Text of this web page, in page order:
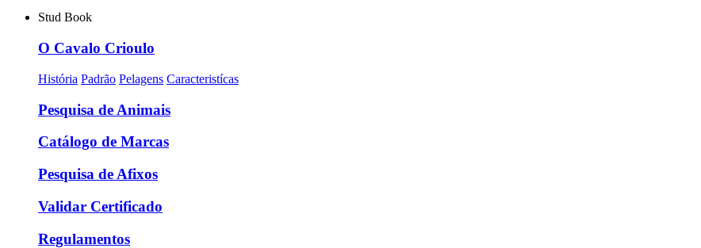
Stud Book
O Cavalo Crioulo
História Padrão Pelagens Caracteristícas
Pesquisa de Animais
Catálogo de Marcas
Pesquisa de Afixos
Validar Certificado
Regulamentos